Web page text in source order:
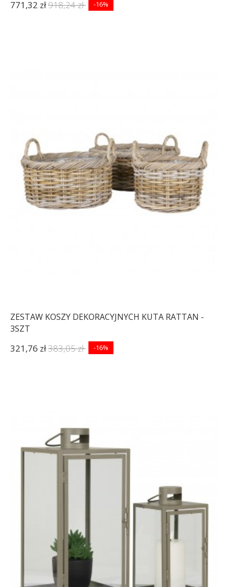
771,32 zł918,24 zł -16%
ZESTAW KOSZY DEKORACYJNYCH KUTA RATTAN -
3SZT
321,76 zł383,05 zł -16%